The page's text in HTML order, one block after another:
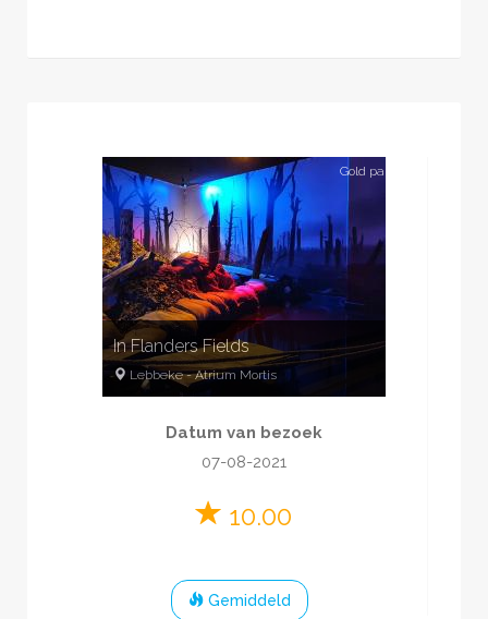
Gold partner
In Flanders Fields
Lebbeke-Atrium Mortis
Historisch
Datum van bezoek
07-08-2021
10.00
Gemiddeld